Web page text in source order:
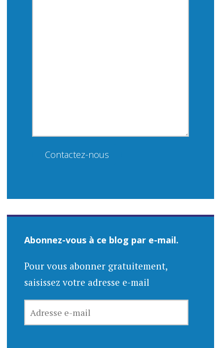
Contactez-nous
Abonnez-vous à ce blog par e-mail.
Pour vous abonner gratuitement,
saisissez votre adresse e-mail
E-
MAIL